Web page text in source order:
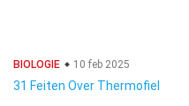
BIOLOGIE 10 feb 2025
31 Feiten Over Thermofiel